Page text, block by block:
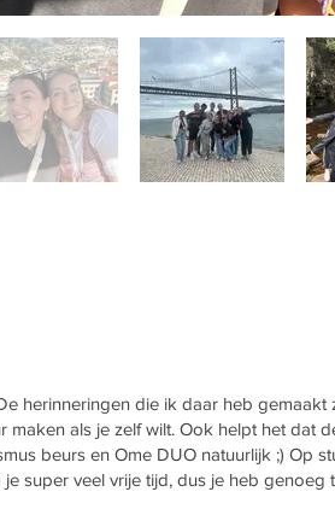
herinneringen die ik daar heb gemaakt
als je zelf wilt. Ook helpt het dat
beurs en Ome DUO natuurlijk ;) Op
super veel vrije tijd, dus je heb genoeg